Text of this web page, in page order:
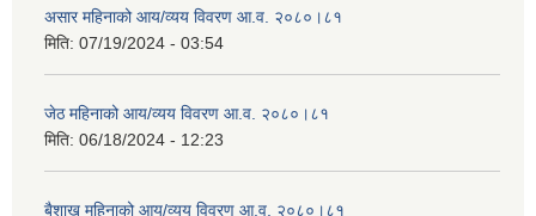
असार महिनाको आय/व्यय विवरण आ.व. २०८०।८१
मिति: 07/19/2024 - 03:54
जेठ महिनाको आय/व्यय विवरण आ.व. २०८०।८१
मिति: 06/18/2024 - 12:23
बैशाख महिनाको आय/व्यय विवरण आ.व. २०८०।८१